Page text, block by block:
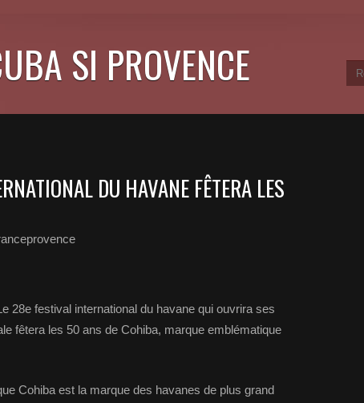
SI PROVENCE
DU HAVANE FÊTERA LES
28e festival international du havane qui ouvrira ses
fêtera les 50 ans de Cohiba, marque emblématique
Cohiba est la marque des havanes de plus grand